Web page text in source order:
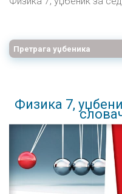
Претрага уџбеника
Физика 7,